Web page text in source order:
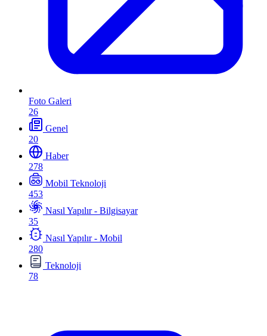
Foto Galeri
26
Genel
20
Haber
278
Mobil Teknoloji
453
Nasıl Yapılır - Bilgisayar
35
Nasıl Yapılır - Mobil
280
Teknoloji
78